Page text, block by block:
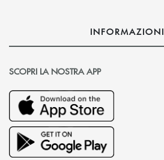
INFORMAZIONI
SCOPRI LA NOSTRA APP